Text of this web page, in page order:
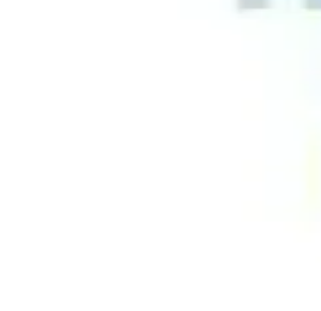
En İyi Bebek Çantası Seçimi:
Bebek çantası seçerken dayanıklılık,
Çocuklar İçin Güvenli ve
Çocuklar için güvenli ve doğal
Yıkanabilir Kilitli Bebek
Yıkanabilir kilitli bebek mama kabı ve
Bebeklerde Uyku Kalitesini